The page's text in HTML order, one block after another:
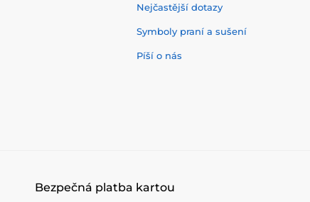
Nejčastější dotazy
Symboly praní a sušení
Píší o nás
Bezpečná platba kartou